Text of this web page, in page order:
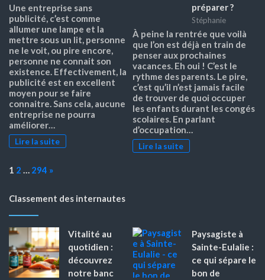
Une entreprise sans
publicité, c’est comme
allumer une lampe et la
mettre sous un lit, personne
ne le voit, ou pire encore,
personne ne connait son
existence. Effectivement, la
publicité est en excellent
moyen pour se faire
connaitre. Sans cela, aucune
entreprise ne pourra
améliorer…
Lire la suite
préparer ?
Stéphanie
À peine la rentrée que voilà
que l’on est déjà en train de
penser aux prochaines
vacances. Eh oui ! C’est le
rythme des parents. Le pire,
c’est qu’il n’est jamais facile
de trouver de quoi occuper
les enfants durant les congés
scolaires. En parlant
d’occupation…
Lire la suite
Page:
1 2 … 294 Next
»
Classement des internautes
Vitalité au
quotidien :
découvrez
notre banc
Paysagiste à
Sainte-Eulalie :
ce qui sépare le
bon de